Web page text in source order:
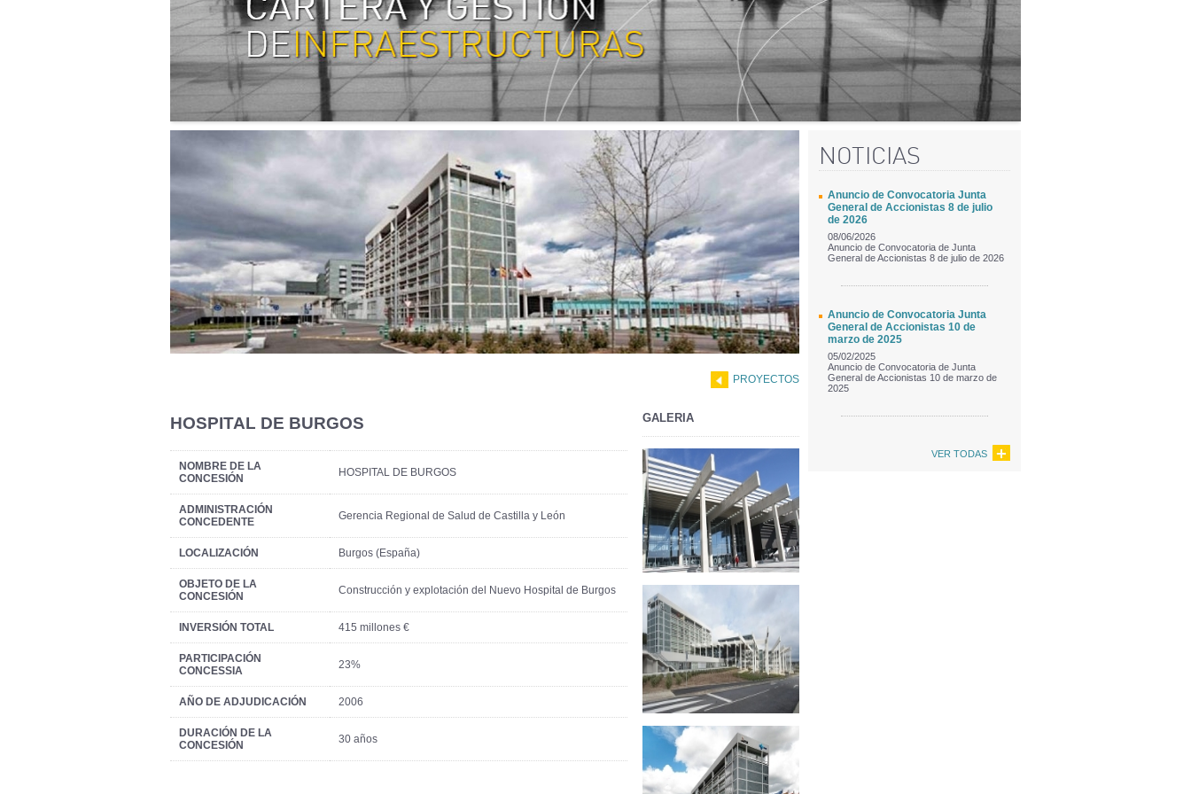
PROYECTOS
HOSPITAL DE BURGOS
NOMBRE DE LA
CONCESIÓN
HOSPITAL DE BURGOS
ADMINISTRACIÓN
CONCEDENTE
Gerencia Regional de Salud de Castilla y León
LOCALIZACIÓN Burgos (España)
OBJETO DE LA
CONCESIÓN
Construcción y explotación del Nuevo Hospital de Burgos
INVERSIÓN TOTAL 415 millones €
PARTICIPACIÓN
CONCESSIA
23%
AÑO DE ADJUDICACIÓN 2006
DURACIÓN DE LA
CONCESIÓN
30 años
GALERIA
NOTICIAS
Anuncio de Convocatoria Junta
General de Accionistas 8 de julio
de 2026
08/06/2026
Anuncio de Convocatoria de Junta
General de Accionistas 8 de julio de 2026
Anuncio de Convocatoria Junta
General de Accionistas 10 de
marzo de 2025
05/02/2025
Anuncio de Convocatoria de Junta
General de Accionistas 10 de marzo de
2025
VER TODAS